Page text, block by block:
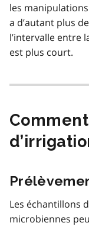
les
a d’autant plus
l’intervalle entre
est plus court.
Les échantillons
microbiennes